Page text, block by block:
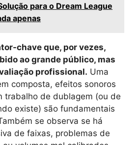
para o Dream League
apenas
chave que, por vezes,
ao grande público, mas
profissional. Uma
composta, efeitos sonoros
trabalho de dublagem (ou de
existe) são fundamentais
se observa se há
de faixas, problemas de